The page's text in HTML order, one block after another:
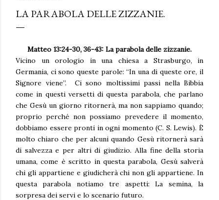
LA PARABOLA DELLE ZIZZANIE.
Matteo 13:24-30, 36-43: La parabola delle zizzanie.
Vicino un orologio in una chiesa a Strasburgo, in
Germania, ci sono queste parole: “In una di queste ore, il
Signore viene”. Ci sono moltissimi passi nella Bibbia
come in questi versetti di questa parabola, che parlano
che Gesù un giorno ritornerà, ma non sappiamo quando;
proprio perché non possiamo prevedere il momento,
dobbiamo essere pronti in ogni momento (C. S. Lewis). È
molto chiaro che per alcuni quando Gesù ritornerà sarà
di salvezza e per altri di giudizio. Alla fine della storia
umana, come è scritto in questa parabola, Gesù salverà
chi gli appartiene e giudicherà chi non gli appartiene. In
questa parabola notiamo tre aspetti: La semina, la
sorpresa dei servi e lo scenario futuro.